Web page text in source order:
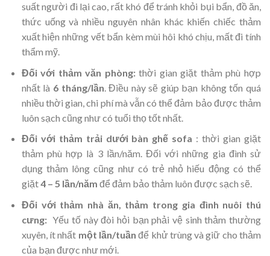
suất người đi lại cao, rất khó để tránh khỏi bụi bẩn, đồ ăn,
thức uống và nhiều nguyên nhân khác khiến chiếc thảm
xuất hiện những vết bẩn kèm mùi hôi khó chịu, mất đi tính
thẩm mỹ.
Đối với thảm văn phòng:thời gian giặt thảm phù hợp
nhất là 6 tháng/lần . Điều này sẽ giúp bạn không tốn quá
nhiều thời gian, chi phí mà vẫn có thể đảm bảo được thảm
luôn sạch cũng như có tuổi thọ tốt nhất.
Đối với thảm trải dưới bàn ghế sofa : thời gian giặt
thảm phù hợp là 3 lần/năm. Đối với những gia đình sử
dụng thảm lông cũng như có trẻ nhỏ hiếu động có thể
giặt4 – 5 lần/năm để đảm bảo thảm luôn được sạch sẽ.
Đối với thảm nhà ăn, thảm trong gia đình nuôi thú
cưng:Yếu tố này đòi hỏi bạn phải vệ sinh thảm thường
xuyên, ít nhất một lần/tuần để khử trùng và giữ cho thảm
của bạn được như mới.